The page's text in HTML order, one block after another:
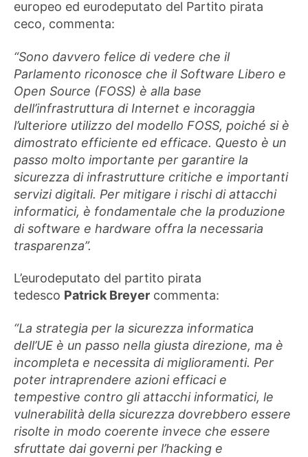
europeo ed eurodeputato del Partito pirata
ceco, commenta:
“Sono davvero felice di vedere che il
Parlamento riconosce che il Software Libero e
Open Source (FOSS) è alla base
dell’infrastruttura di Internet e incoraggia
l’ulteriore utilizzo del modello FOSS, poiché si è
dimostrato efficiente ed efficace. Questo è un
passo molto importante per garantire la
sicurezza di infrastrutture critiche e importanti
servizi digitali. Per mitigare i rischi di attacchi
informatici, è fondamentale che la produzione
di software e hardware offra la necessaria
trasparenza”.
L’eurodeputato del partito pirata
tedesco Patrick Breyer commenta:
“La strategia per la sicurezza informatica
dell’UE è un passo nella giusta direzione, ma è
incompleta e necessita di miglioramenti. Per
poter intraprendere azioni efficaci e
tempestive contro gli attacchi informatici, le
vulnerabilità della sicurezza dovrebbero essere
risolte in modo coerente invece che essere
sfruttate dai governi per l’hacking e